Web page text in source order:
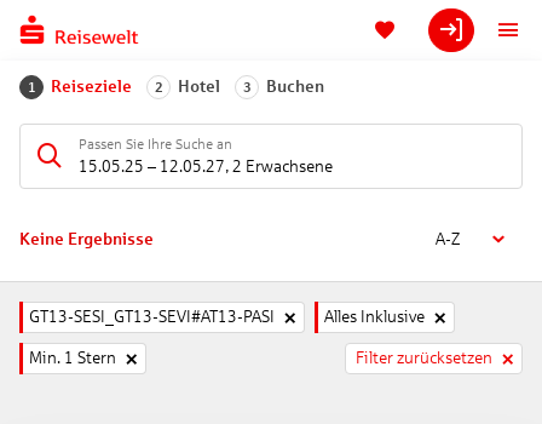
1 Reiseziele 2 Hotel 3 Buchen
Passen Sie Ihre Suche an
15.05.25 – 12.05.27, 2 Erwachsene
Keine Ergebnisse A-Z
GT13-SESI_GT13-SEVI#AT13-PASI Alles Inklusive
Min. 1 Stern Filter zurücksetzen